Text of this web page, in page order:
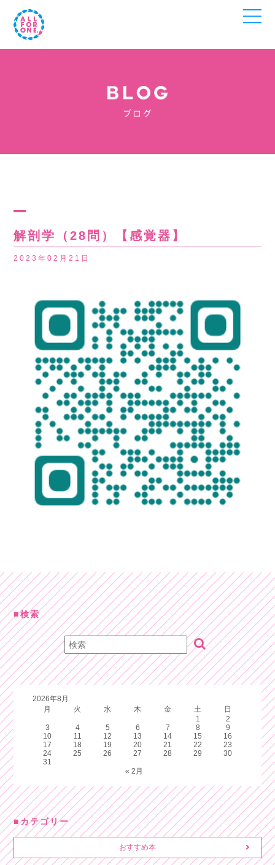
解剖学（28問）【感覚器】
2023年02月21日
検索
2026年8月
月
火 水 木 金 土
日
1
2
3
4 5 6 7 8
9
10
11 12 13 14 15
16
17
18 19 20 21 22
23
24
25 26 27 28 29
30
31
« 2月
カテゴリー
おすすめ本